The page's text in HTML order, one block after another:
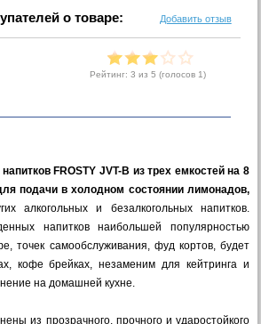
о товаре: Добавить отзыв
Рейтинг: 3 из 5 (голосов 1)
FROSTY JVT-B из трех емкостей на 8
подачи в холодном состоянии лимонадов,
алкогольных и безалкогольных напитков.
напитков наибольшей популярностью
точек самообслуживания, фуд кортов, будет
кофе брейках, незаменим для кейтринга и
на домашней кухне.
из прозрачного, прочного и ударостойкого